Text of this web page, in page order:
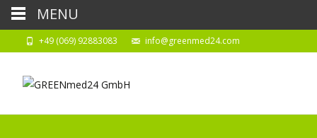
+49 (069) 92883083 info@greenmed24.com
MENU